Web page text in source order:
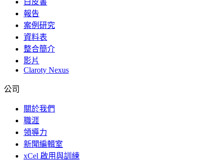
白皮書
報告
案例研究
資料表
整合簡介
影片
Claroty Nexus
公司
關於我們
職涯
領導力
新聞編輯室
xCel 啟用與訓練